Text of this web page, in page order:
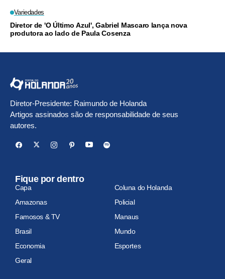
Variedades
Diretor de 'O Último Azul', Gabriel Mascaro lança nova
produtora ao lado de Paula Cosenza
Diretor-Presidente: Raimundo de Holanda
Artigos assinados são de responsabilidade de seus
autores.
Fique por dentro
Capa
Coluna do Holanda
Amazonas
Policial
Famosos & TV
Manaus
Brasil
Mundo
Economia
Esportes
Geral